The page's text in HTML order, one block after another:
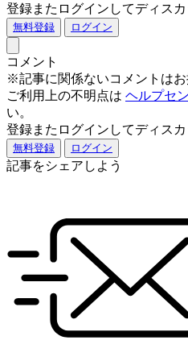
登録またログインしてディス
無料登録 ログイン
コメント
※記事に関係ないコメントはお
ご利用上の不明点は ヘルプセ
い。
登録またログインしてディス
無料登録 ログイン
記事をシェアしよう